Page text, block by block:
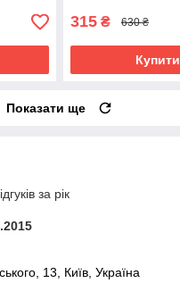
315 ₴ 630 ₴
Купити
Показати ще
за рік
13, Київ, Україна